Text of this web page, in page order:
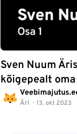
Sven Nuum
kõigepealt
Äri 13. okt 2023